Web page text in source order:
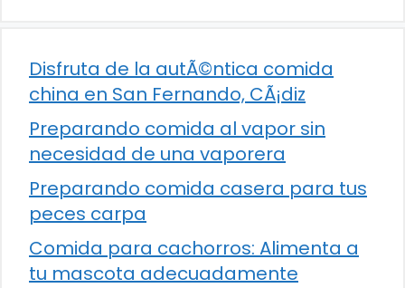
Disfruta de la autÃ©ntica comida
china en San Fernando, CÃ¡diz
Preparando comida al vapor sin
necesidad de una vaporera
Preparando comida casera para tus
peces carpa
Comida para cachorros: Alimenta a
tu mascota adecuadamente